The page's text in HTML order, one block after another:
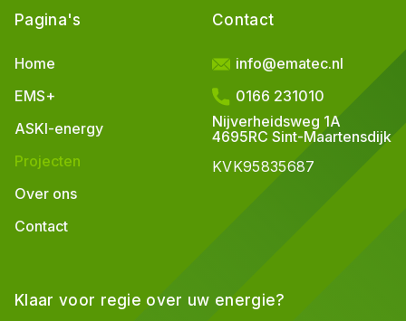
Pagina's
Home
EMS+
ASKI-energy
Projecten
Over ons
Contact
Contact
info@ematec.nl
0166 231010
Nijverheidsweg 1A
4695RC Sint-Maartensdijk
KVK95835687
Klaar voor regie over uw energie?